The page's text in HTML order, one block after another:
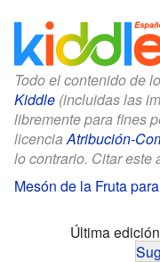
Todo el contenido de
Kiddle (incluidas las
libremente para fines
licencia Atribución-
lo contrario. Citar este
Mesón de la Fruta
Última